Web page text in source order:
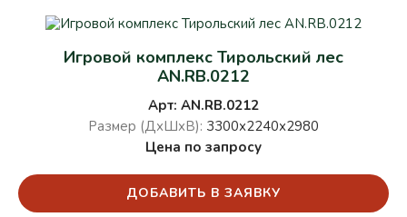
Игровой комплекс Тирольский лес
AN.RB.0212
Арт: AN.RB.0212
Размер (ДхШхВ): 3300х2240х2980
Цена по запросу
ДОБАВИТЬ В ЗАЯВКУ